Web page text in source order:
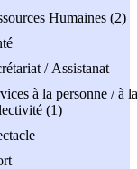
Humaines (2)
/ Assistanat
à la personne / à la
(1)